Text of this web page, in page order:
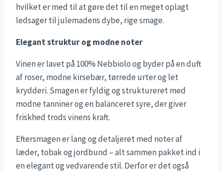
hvilket er med til at gøre det til en meget oplagt
ledsager til julemadens dybe, rige smage.
Elegant struktur og modne noter
Vinen er lavet på 100% Nebbiolo og byder på en duft
af roser, modne kirsebær, tørrede urter og let
krydderi. Smagen er fyldig og struktureret med
modne tanniner og en balanceret syre, der giver
friskhed trods vinens kraft.
Eftersmagen er lang og detaljeret med noter af
læder, tobak og jordbund – alt sammen pakket ind i
en elegant og vedvarende stil. Derfor er det også